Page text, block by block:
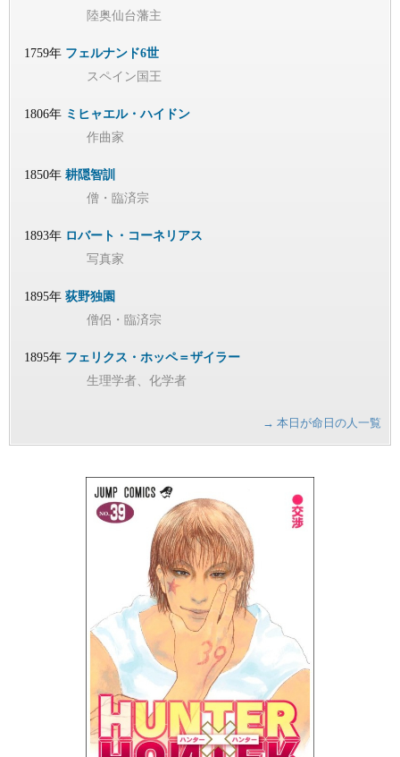
陸奥仙台藩主
1759年 フェルナンド6世
スペイン国王
1806年 ミヒャエル・ハイドン
作曲家
1850年 耕隠智訓
僧・臨済宗
1893年 ロバート・コーネリアス
写真家
1895年 荻野独園
僧侶・臨済宗
1895年 フェリクス・ホッペ＝ザイラー
生理学者、化学者
→ 本日が命日の人一覧